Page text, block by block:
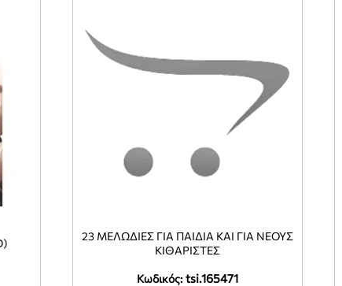
Κωδικός: tsi.165471
23 ΜΕΛΩΔΙΕΣ ΓΙΑ ΠΑΙΔΙΑ ΚΑΙ ΓΙΑ ΝΕΟΥΣ
ΚΙΘΑΡΙΣΤΕΣ